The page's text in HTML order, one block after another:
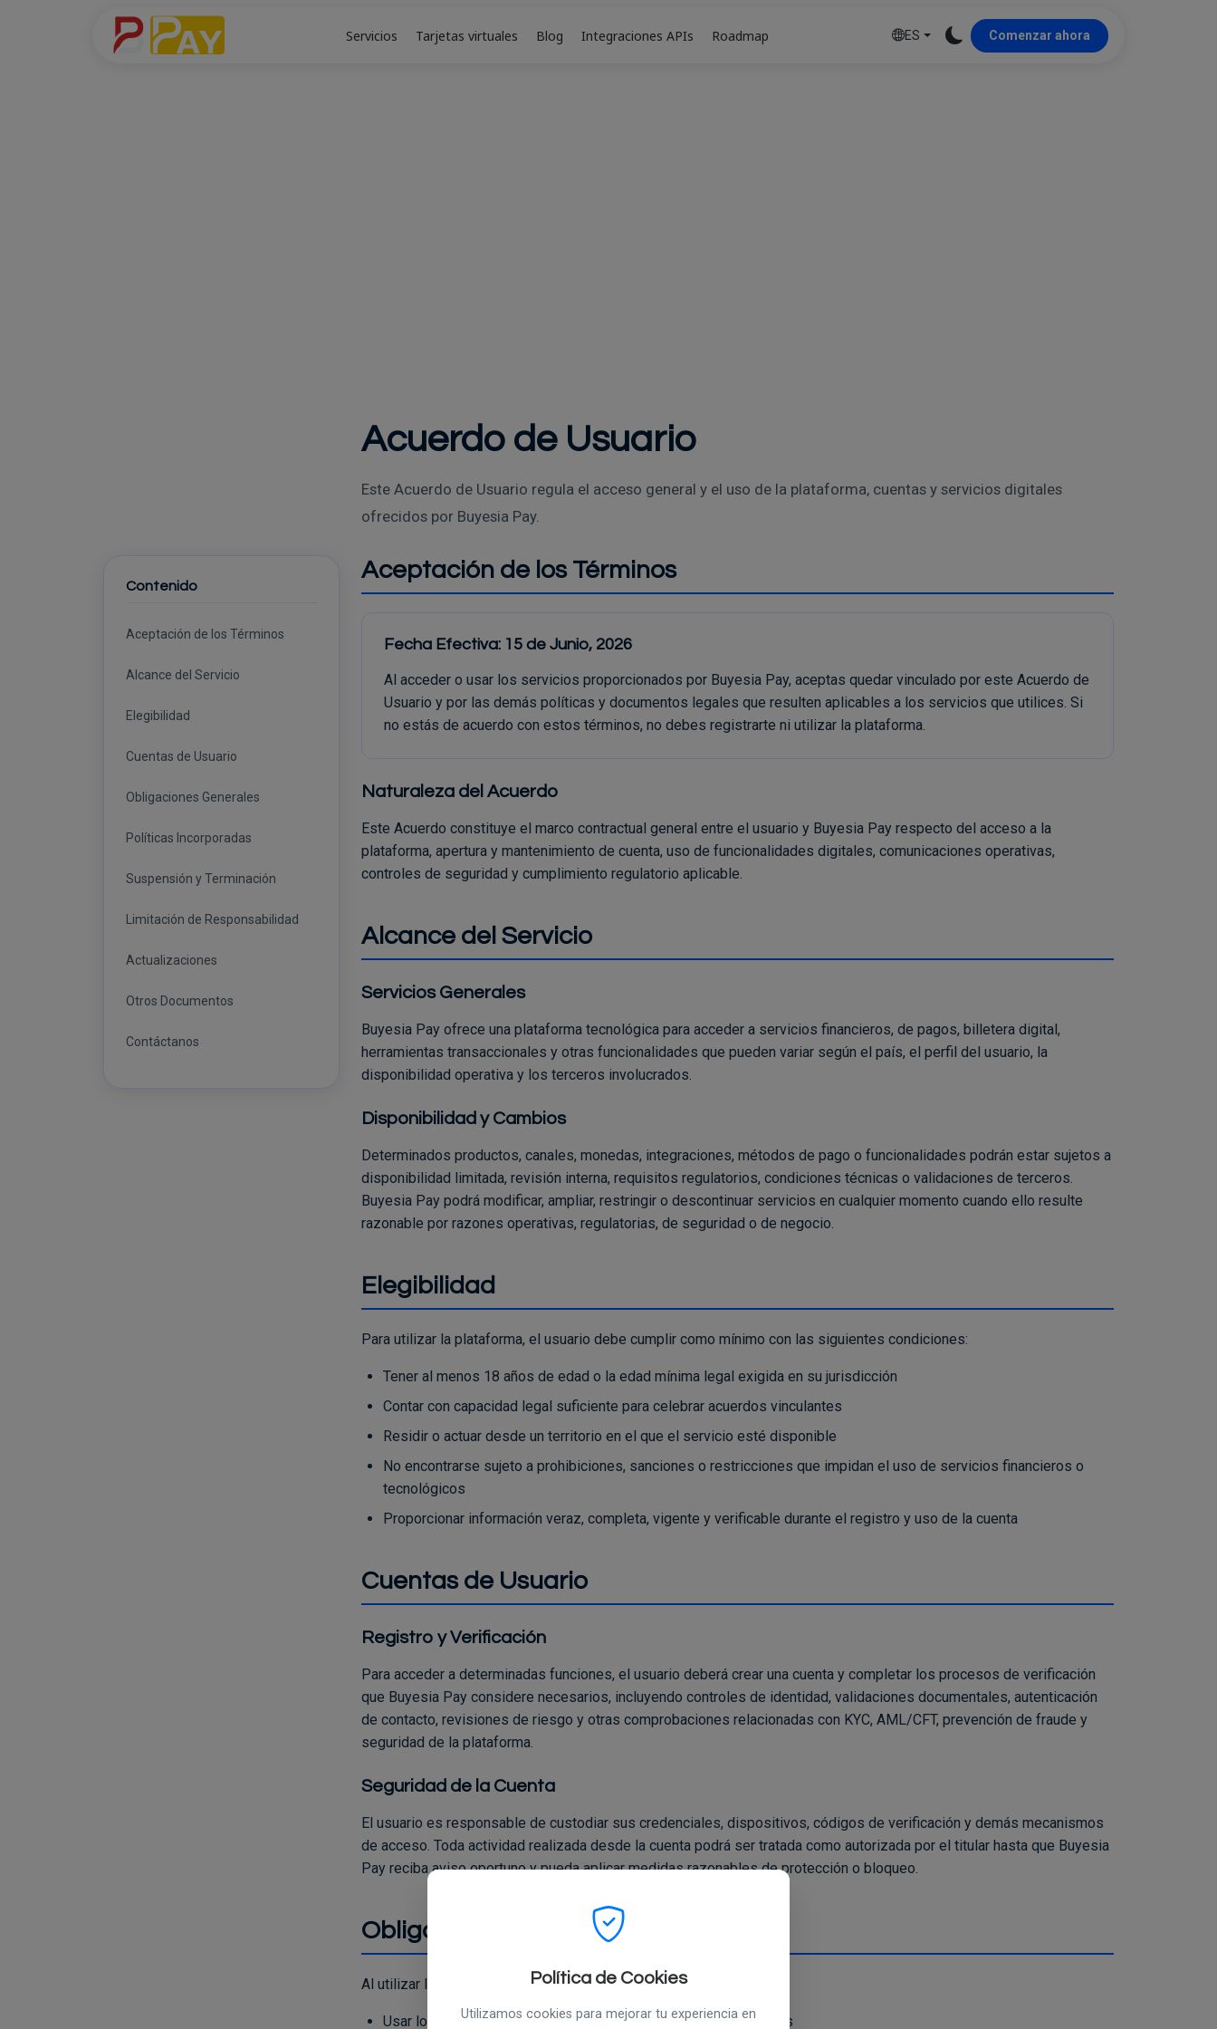
Servicios Tarjetas virtuales Blog Integraciones APIs Roadmap ES Comenzar ahora
Acuerdo de Usuario
Este Acuerdo de Usuario regula el acceso general y el uso de la plataforma, cuentas y servicios digitales
ofrecidos por Buyesia Pay.
Contenido
Aceptación de los Términos
Alcance del Servicio
Elegibilidad
Cuentas de Usuario
Obligaciones Generales
Políticas Incorporadas
Suspensión y Terminación
Limitación de Responsabilidad
Actualizaciones
Otros Documentos
Contáctanos
Aceptación de los Términos
Fecha Efectiva: 15 de Junio, 2026
Al acceder o usar los servicios proporcionados por Buyesia Pay, aceptas quedar vinculado por este Acuerdo de
Usuario y por las demás políticas y documentos legales que resulten aplicables a los servicios que utilices. Si
no estás de acuerdo con estos términos, no debes registrarte ni utilizar la plataforma.
Naturaleza del Acuerdo
Este Acuerdo constituye el marco contractual general entre el usuario y Buyesia Pay respecto del acceso a la
plataforma, apertura y mantenimiento de cuenta, uso de funcionalidades digitales, comunicaciones operativas,
controles de seguridad y cumplimiento regulatorio aplicable.
Alcance del Servicio
Servicios Generales
Buyesia Pay ofrece una plataforma tecnológica para acceder a servicios financieros, de pagos, billetera digital,
herramientas transaccionales y otras funcionalidades que pueden variar según el país, el perfil del usuario, la
disponibilidad operativa y los terceros involucrados.
Disponibilidad y Cambios
Determinados productos, canales, monedas, integraciones, métodos de pago o funcionalidades podrán estar sujetos a
disponibilidad limitada, revisión interna, requisitos regulatorios, condiciones técnicas o validaciones de terceros.
Buyesia Pay podrá modificar, ampliar, restringir o descontinuar servicios en cualquier momento cuando ello resulte
razonable por razones operativas, regulatorias, de seguridad o de negocio.
Elegibilidad
Para utilizar la plataforma, el usuario debe cumplir como mínimo con las siguientes condiciones:
Tener al menos 18 años de edad o la edad mínima legal exigida en su jurisdicción
Contar con capacidad legal suficiente para celebrar acuerdos vinculantes
Residir o actuar desde un territorio en el que el servicio esté disponible
No encontrarse sujeto a prohibiciones, sanciones o restricciones que impidan el uso de servicios financieros o
tecnológicos
Proporcionar información veraz, completa, vigente y verificable durante el registro y uso de la cuenta
Cuentas de Usuario
Registro y Verificación
Para acceder a determinadas funciones, el usuario deberá crear una cuenta y completar los procesos de verificación
que Buyesia Pay considere necesarios, incluyendo controles de identidad, validaciones documentales, autenticación
de contacto, revisiones de riesgo y otras comprobaciones relacionadas con KYC, AML/CFT, prevención de fraude y
seguridad de la plataforma.
Seguridad de la Cuenta
El usuario es responsable de custodiar sus credenciales, dispositivos, códigos de verificación y demás mecanismos
de acceso. Toda actividad realizada desde la cuenta podrá ser tratada como autorizada por el titular hasta que Buyesia
Pay reciba aviso oportuno y pueda aplicar medidas razonables de protección o bloqueo.
Obligaciones Generales del Usuario
Al utilizar la plataforma, el usuario se obliga a:
Usar los servicios únicamente para fines legítimos y autorizados
Política de Cookies
Utilizamos cookies para mejorar tu experiencia en